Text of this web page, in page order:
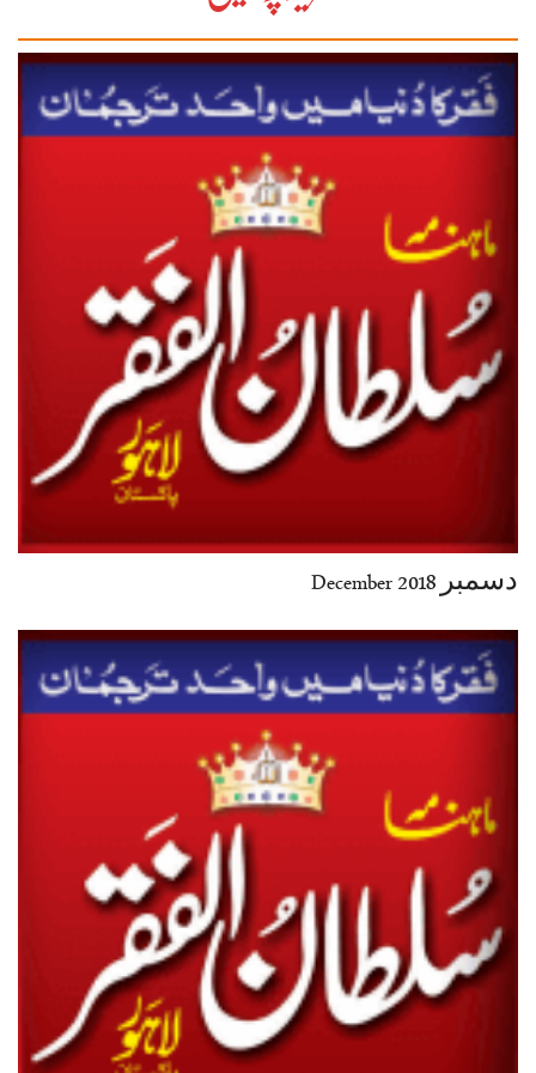
دسمبر December 2018